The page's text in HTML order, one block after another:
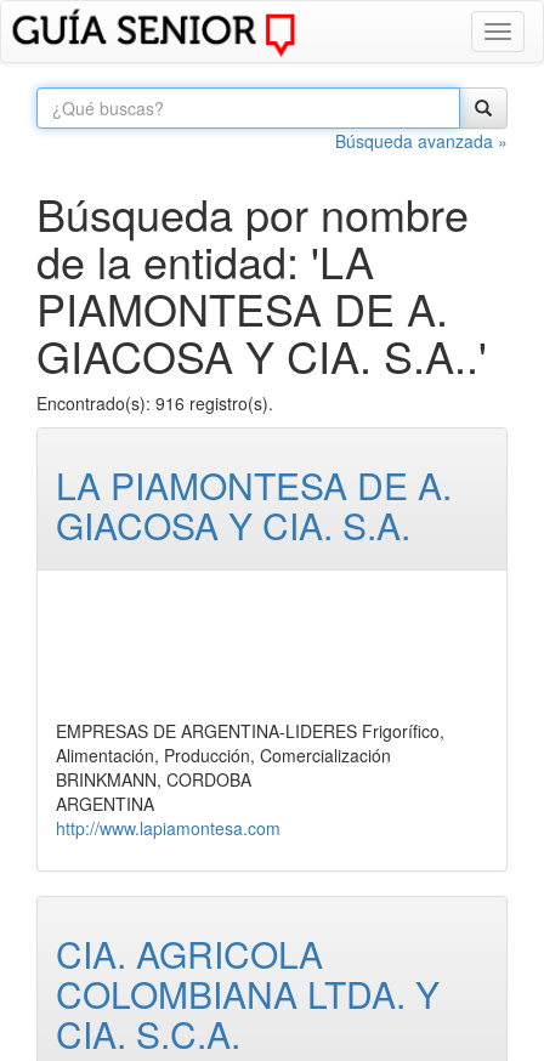
Búsqueda avanzada »
Búsqueda por nombre
de la entidad: 'LA
PIAMONTESA DE A.
GIACOSA Y CIA. S.A..'
Encontrado(s): 916 registro(s).
LA PIAMONTESA DE A.
GIACOSA Y CIA. S.A.
EMPRESAS DE ARGENTINA-LIDERES Frigorífico,
Alimentación, Producción, Comercialización
BRINKMANN, CORDOBA
ARGENTINA
http://www.lapiamontesa.com
CIA. AGRICOLA
COLOMBIANA LTDA. Y
CIA. S.C.A.